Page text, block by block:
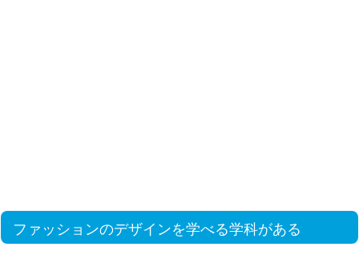
ファッションのデザインを学べる学科がある